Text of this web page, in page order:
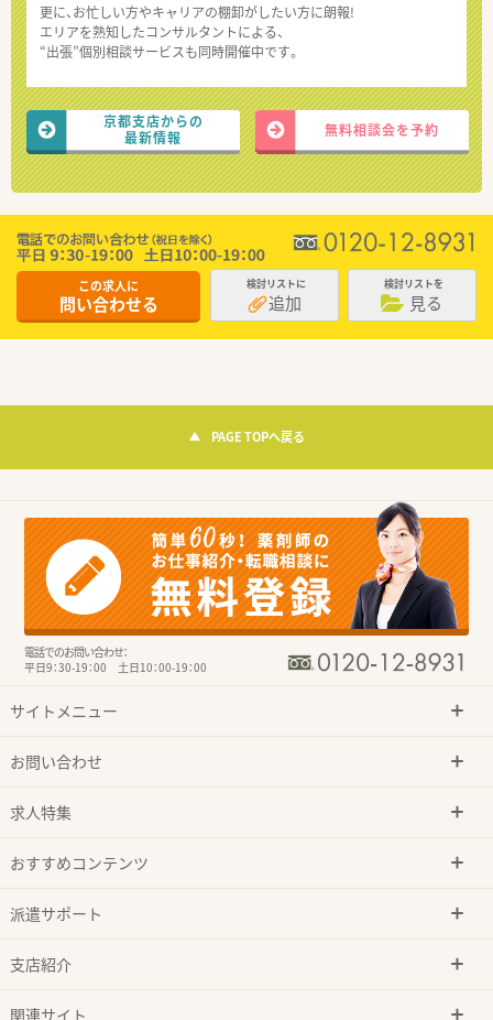
更に、お忙しい方やキャリアの棚卸がしたい方に朗報!
エリアを熟知したコンサルタントによる、
“出張”個別相談サービスも同時開催中です。
京都支店からの
最新情報
無料相談会を予約
この求人に
問い合わせる
検討リストに
追加
検討リストを
見る
PAGE TOPへ戻る
電話でのお問い合わせ：
平日9：30-19：00 土日10：00-19：00
サイトメニュー
お問い合わせ
求人特集
おすすめコンテンツ
派遣サポート
支店紹介
関連サイト